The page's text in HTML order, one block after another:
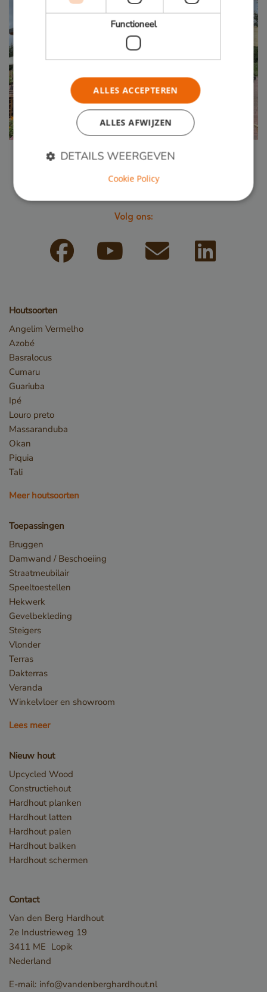
De Wereld van Weelde
Volg ons:
Houtsoorten
Angelim Vermelho
Azobé
Basralocus
Cumaru
Guariuba
Ipé
Louro preto
Massaranduba
Okan
Piquia
Tali
Meer houtsoorten
Toepassingen
Bruggen
Damwand / Beschoeiing
Straatmeubilair
Speeltoestellen
Hekwerk
Gevelbekleding
Steigers
Vlonder
Terras
Dakterras
Veranda
Winkelvloer en showroom
Lees meer
Nieuw hout
Upcycled Wood
Constructiehout
Hardhout planken
Hardhout latten
Hardhout palen
Hardhout balken
Hardhout schermen
Contact
Van den Berg Hardhout
2e Industrieweg 19
3411 ME Lopik
Nederland
E-mail: info@vandenberghardhout.nl
Functioneel
ALLES ACCEPTEREN
ALLES AFWIJZEN
DETAILS WEERGEVEN
Functioneel
Strikt noodzakelijke cookies maken de
kernfunctionaliteiten van de website mogelijk, zoals
gebruikersaanmelding en accountbeheer. De
_sweetSessionId
VISITOR_PRIVACY_METADATA
Google Privacy Policy
Cookie Policy